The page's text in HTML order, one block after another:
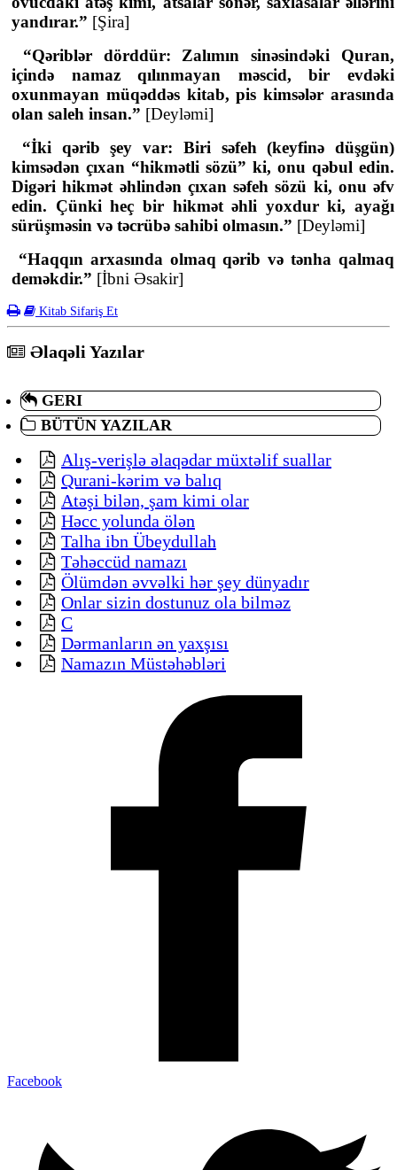
yandırar.” [Şira]
“Qəriblər dörddür: Zalımın sinəsindəki Quran,
içində namaz qılınmayan məscid, bir evdəki
oxunmayan müqəddəs kitab, pis kimsələr arasında
olan saleh insan.” [Deyləmi]
“İki qərib şey var: Biri səfeh (keyfinə düşgün)
kimsədən çıxan “hikmətli sözü” ki, onu qəbul edin.
Digəri hikmət əhlindən çıxan səfeh sözü ki, onu əfv
edin. Çünki heç bir hikmət əhli yoxdur ki, ayağı
sürüşməsin və təcrübə sahibi olmasın.” [Deyləmi]
“Haqqın arxasında olmaq qərib və tənha qalmaq
deməkdir.” [İbni Əsakir]
Kitab Sifariş Et
Əlaqəli Yazılar
GERI
BÜTÜN YAZILAR
Alış-verişlə əlaqədar müxtəlif suallar
Qurani-kərim və balıq
Atəşi bilən, şam kimi olar
Həcc yolunda ölən
Talha ibn Übeydullah
Təhəccüd namazı
Ölümdən əvvəlki hər şey dünyadır
Onlar sizin dostunuz ola bilməz
C
Dərmanların ən yaxşısı
Namazın Müstəhəbləri
Facebook